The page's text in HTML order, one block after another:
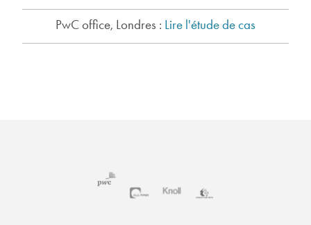
PwC office, Londres : Lire l'étude de cas